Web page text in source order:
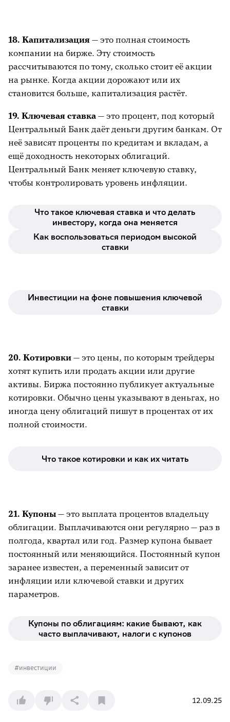
18. Капитализация — это полная стоимость
компании на бирже. Эту стоимость
рассчитываются по тому, сколько стоит её акции
на рынке. Когда акции дорожают или их
становится больше, капитализация растёт.
19. Ключевая ставка — это процент, под который
Центральный Банк даёт деньги другим банкам. От
неё зависят проценты по кредитам и вкладам, а
ещё доходность некоторых облигаций.
Центральный Банк меняет ключевую ставку,
чтобы контролировать уровень инфляции.
Что такое ключевая ставка и что делать
инвестору, когда она меняется
Как воспользоваться периодом высокой
ставки
Инвестиции на фоне повышения ключевой
ставки
20. Котировки — это цены, по которым трейдеры
хотят купить или продать акции или другие
активы. Биржа постоянно публикует актуальные
котировки. Обычно цены указывают в деньгах, но
иногда цену облигаций пишут в процентах от их
полной стоимости.
Что такое котировки и как их читать
21. Купоны — это выплата процентов владельцу
облигации. Выплачиваются они регулярно — раз в
полгода, квартал или год. Размер купона бывает
постоянный или меняющийся. Постоянный купон
заранее известен, а переменный зависит от
инфляции или ключевой ставки и других
параметров.
Купоны по облигациям: какие бывают, как
часто выплачивают, налоги с купонов
#инвестиции
12.09.25